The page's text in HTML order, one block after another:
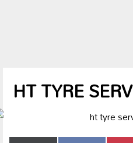
HT TYRE